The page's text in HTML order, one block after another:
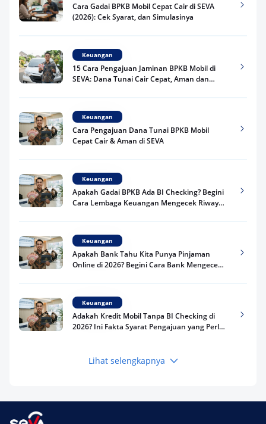
Cara Gadai BPKB Mobil Cepat Cair di SEVA
(2026): Cek Syarat, dan Simulasinya
Keuangan
15 Cara Pengajuan Jaminan BPKB Mobil di
SEVA: Dana Tunai Cair Cepat, Aman dan
Keuangan
Cara Pengajuan Dana Tunai BPKB Mobil
Cepat Cair & Aman di SEVA
Keuangan
Apakah Gadai BPKB Ada BI Checking? Begini
Cara Lembaga Keuangan Mengecek Riwayat
Keuangan
Apakah Bank Tahu Kita Punya Pinjaman
Online di 2026? Begini Cara Bank Mengecek
Keuangan
Adakah Kredit Mobil Tanpa BI Checking di
2026? Ini Fakta Syarat Pengajuan yang Perlu
Keuangan
Terpercaya
Lihat selengkapnya